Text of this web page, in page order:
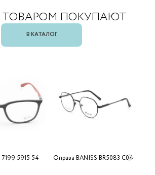
ТОВАРОМ ПОКУПАЮТ
В КАТАЛОГ
7199 5915 54 Оправа BANISS BR5083 C04